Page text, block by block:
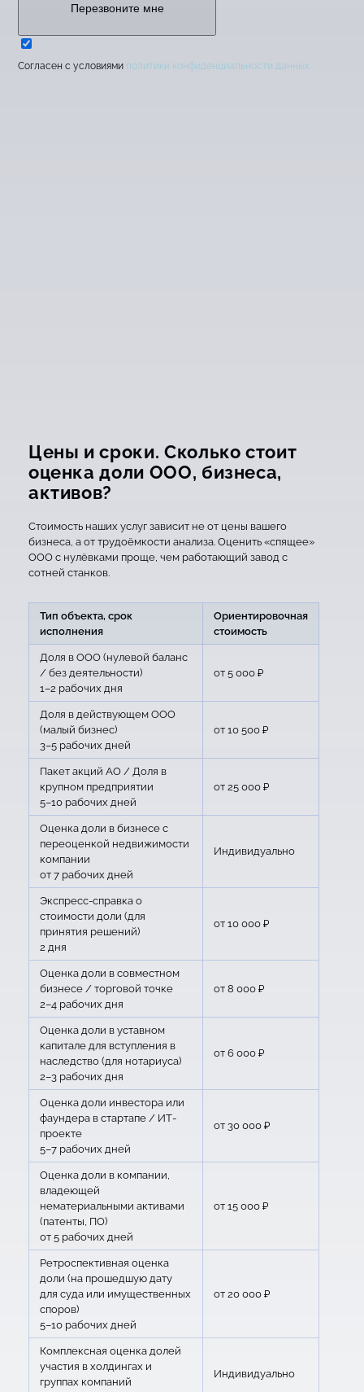
Перезвоните мне
Cогласен с условиями политики конфиденциальности данных
Цены и сроки. Сколько стоит
оценка доли ООО, бизнеса,
активов?
Стоимость наших услуг зависит не от цены вашего
бизнеса, а от трудоёмкости анализа. Оценить «спящее»
ООО с нулёвками проще, чем работающий завод с
сотней станков.
Тип объекта, срок
исполнения
Ориентировочная
стоимость
Доля в ООО (нулевой баланс
/ без деятельности)
1–2 рабочих дня
от 5 000 ₽
Доля в действующем ООО
(малый бизнес)
3–5 рабочих дней
от 10 500 ₽
Пакет акций АО / Доля в
крупном предприятии
5–10 рабочих дней
от 25 000 ₽
Оценка доли в бизнесе с
переоценкой недвижимости
компании
от 7 рабочих дней
Индивидуально
Экспресс-справка о
стоимости доли (для
принятия решений)
2 дня
от 10 000 ₽
Оценка доли в совместном
бизнесе / торговой точке
2–4 рабочих дня
от 8 000 ₽
Оценка доли в уставном
капитале для вступления в
наследство (для нотариуса)
2–3 рабочих дня
от 6 000 ₽
Оценка доли инвестора или
фаундера в стартапе / ИТ-
проекте
5–7 рабочих дней
от 30 000 ₽
Оценка доли в компании,
владеющей
нематериальными активами
(патенты, ПО)
от 5 рабочих дней
от 15 000 ₽
Ретроспективная оценка
доли (на прошедшую дату
для суда или имущественных
споров)
5–10 рабочих дней
от 20 000 ₽
Комплексная оценка долей
участия в холдингах и
группах компаний
Индивидуально